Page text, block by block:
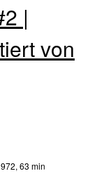
|
von
63 min